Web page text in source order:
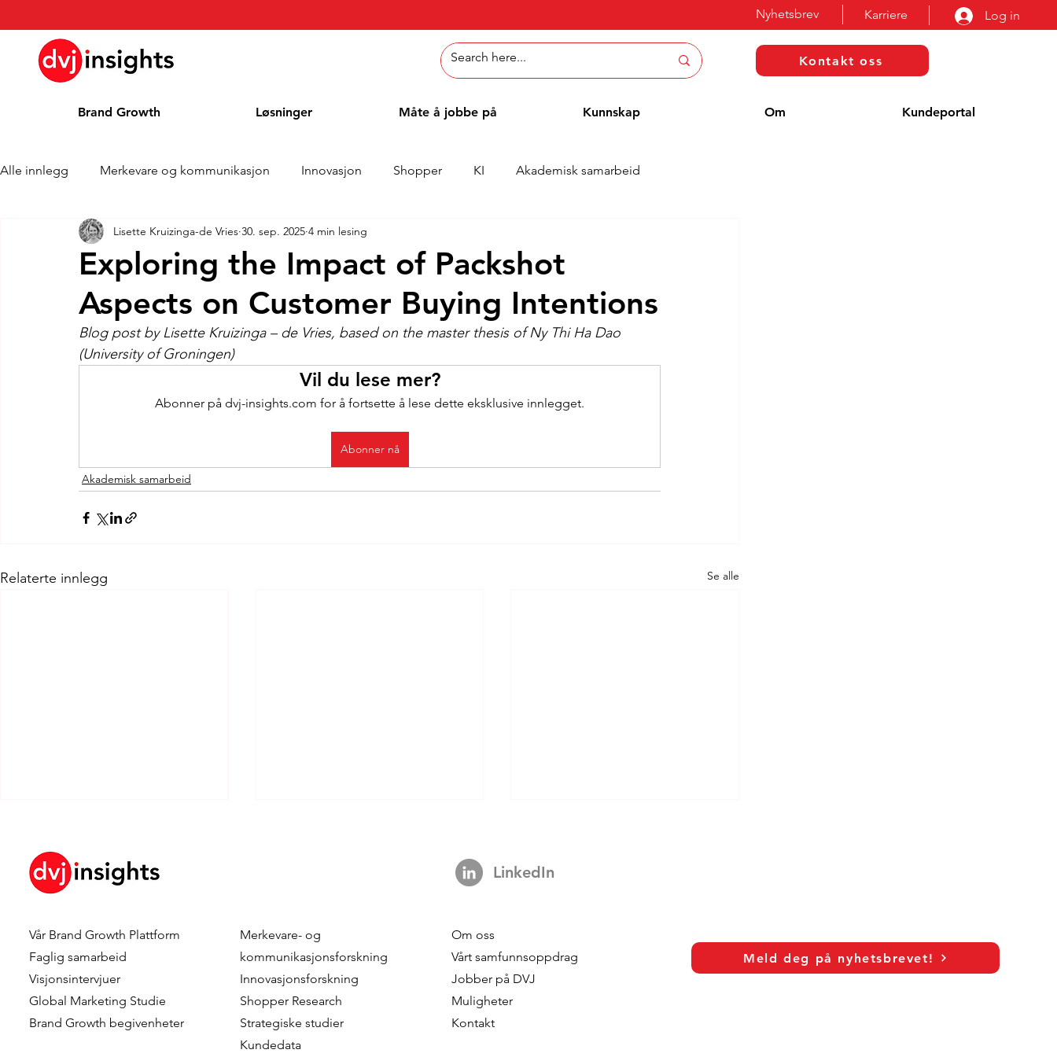
Karriere Log in
Nyhetsbrev
Kontakt oss
Brand Growth Løsninger Måte å jobbe på Kunnskap Om Kundeportal
Alle innlegg Merkevare og kommunikasjon Innovasjon Shopper KI Akademisk samarbeid
Merkevekstintervju Pressemelding Nyheter Whitepaper
Blog Priser
Exploring the Impact of Packshot
Aspects on Customer Buying Intentions
Lisette Kruizinga-de Vries 30. sep. 2025 4 min lesing
Blog post by Lisette Kruizinga – de Vries, based on the master thesis of Ny Thi Ha Dao
(University of Groningen)
Vil du lese mer?
Abonner på dvj-insights.com for å fortsette å lese dette eksklusive innlegget.
Abonner nå
Akademisk samarbeid
Relaterte innlegg Se alle
Beyond the Package: How
Visual and Verbal Design
Cues Drive Consumer
Evaluation Through Early
Perceptual Mechanisms
When Do Consumers
Choose Greener Groceries?
The role of situational
factors
From Exposure to Intention:
How Generations Differ in
Vår Brand Growth Plattform
Faglig samarbeid
Visjonsintervjuer
Global Marketing Studie
Brand Growth begivenheter
Merkevare- og
kommunikasjonsforskning
Innovasjonsforskning
Shopper Research
Strategiske studier
Kundedata
LinkedIn
Om oss
Vårt samfunnsoppdrag
Jobber på DVJ
Muligheter
Kontakt
Meld deg på nyhetsbrevet!